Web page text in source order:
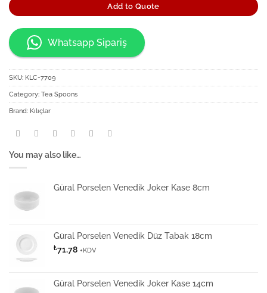
Add to Quote
Whatsapp Sipariş
SKU: KLC-7709
Category: Tea Spoons
Brand: Kılıçlar
You may also like…
Güral Porselen Venedik Joker Kase 8cm
Güral Porselen Venedik Düz Tabak 18cm
₺71,78 +KDV
Güral Porselen Venedik Joker Kase 14cm